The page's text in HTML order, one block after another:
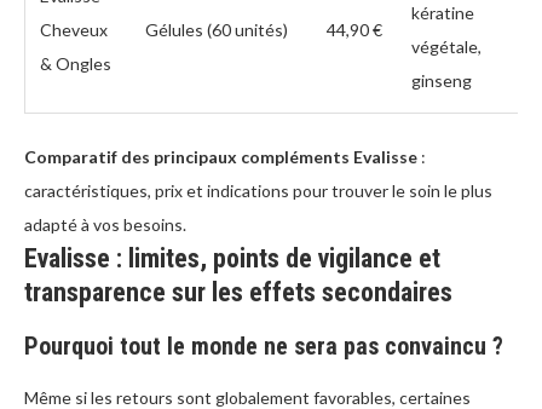
Cheveux
& Ongles
Gélules (60 unités) 44,90 €
kératine
végétale,
ginseng
Comparatif des principaux compléments Evalisse :
caractéristiques, prix et indications pour trouver le soin le plus
adapté à vos besoins.
Evalisse : limites, points de vigilance et
transparence sur les effets secondaires
Pourquoi tout le monde ne sera pas convaincu ?
Même si les retours sont globalement favorables, certaines